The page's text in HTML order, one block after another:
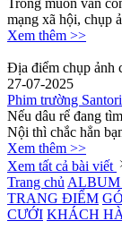
Trong muôn vàn
mạng xã hội, chụp
Xem thêm >>
Địa điểm chụp ảnh
27-07-2025
Phim trường
Nếu dâu rể đang
Nội thì chắc hẳn
Xem thêm >>
Xem tất cả bài viết
Trang chủ
TRANG ĐIỂM
CƯỚI KHÁCH